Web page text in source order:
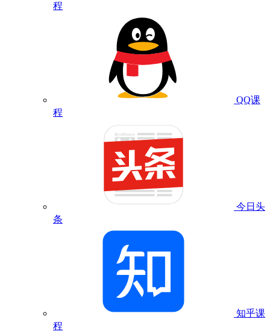
程
QQ课
程
今日头
条
知乎课
程